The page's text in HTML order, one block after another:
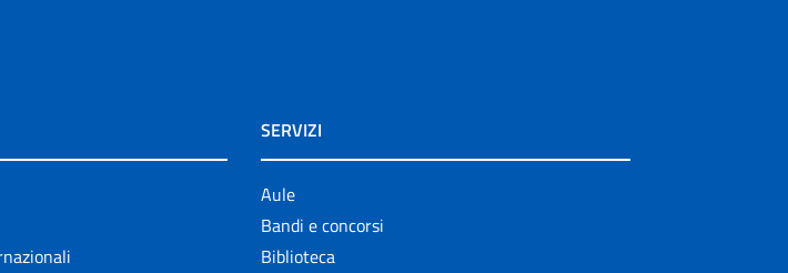
SERVIZI
Aule
Bandi e concorsi
Biblioteca